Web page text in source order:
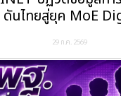
นไทยสู่ยุค MoE
29 ก.ค. 2569